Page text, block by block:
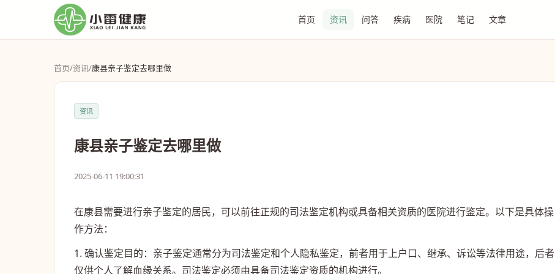
首页 资讯 问答 疾病 医院 笔记 文章
首页/资讯/康县亲子鉴定去哪里做
资讯
康县亲子鉴定去哪里做
2025-06-11 19:00:31
在康县需要进行亲子鉴定的居民，可以前往正规的司法鉴定机构或具备相关资质的医院进行鉴定。以下是具体操
作方法：
1. 确认鉴定目的：亲子鉴定通常分为司法鉴定和个人隐私鉴定，前者用于上户口、继承、诉讼等法律用途，后者
仅供个人了解血缘关系。司法鉴定必须由具备司法鉴定资质的机构进行。